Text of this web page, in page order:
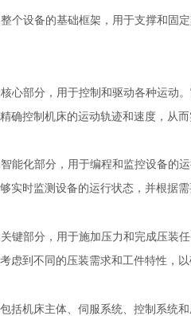
个设备的基础框架，用于支撑和固
心部分，用于控制和驱动各种运动
确控制机床的运动轨迹和速度，从而
能化部分，用于编程和监控设备的
实时监测设备的运行状态，并根据需
键部分，用于施加压力和完成压装
虑到不同的压装需求和工件特性，
机床主体、伺服系统、控制系统和